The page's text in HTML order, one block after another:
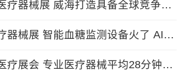
打造具备全球竞争力
测设备火了 AI重
械平均28分钟配